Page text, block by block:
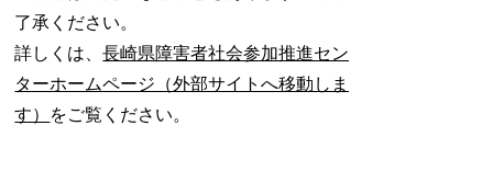
了承ください。
詳しくは、長崎県障害者社会参加推進セン
ターホームページ（外部サイトへ移動しま
す） をご覧ください。